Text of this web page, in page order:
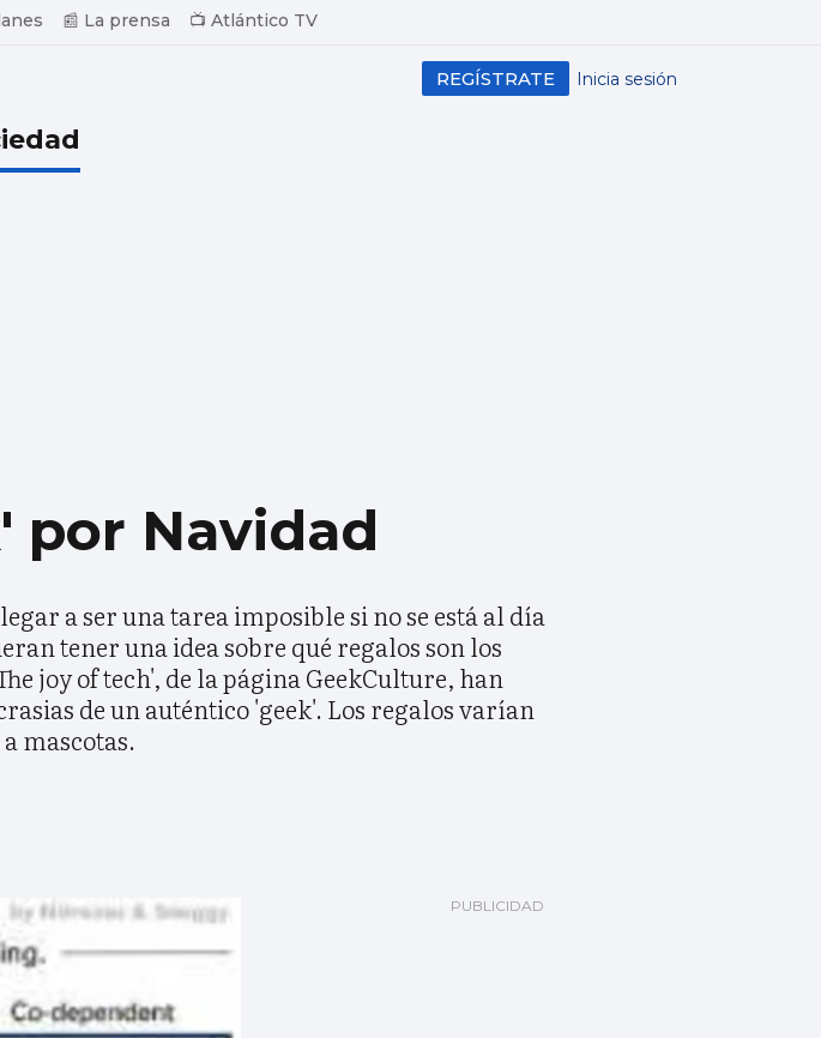
📰 La prensa 📺 Atlántico TV
Inicia sesión
REGÍSTRATE
por Navidad
a ser una tarea imposible si no se está al día
tener una idea sobre qué regalos son los
joy of tech', de la página GeekCulture, han
de un auténtico 'geek'. Los regalos varían
mascotas.